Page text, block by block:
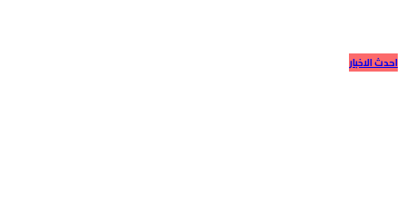
احدث الاخبار